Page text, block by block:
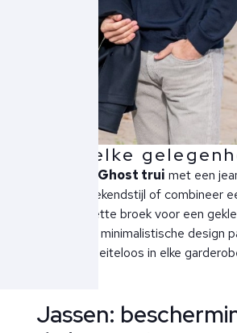
Voor elke
Ghost trui met een
relaxte weekendstijl of combineer
met een nette broek voor een
Dankzij het minimalistische design
stukken moeiteloos in elke
Jassen: